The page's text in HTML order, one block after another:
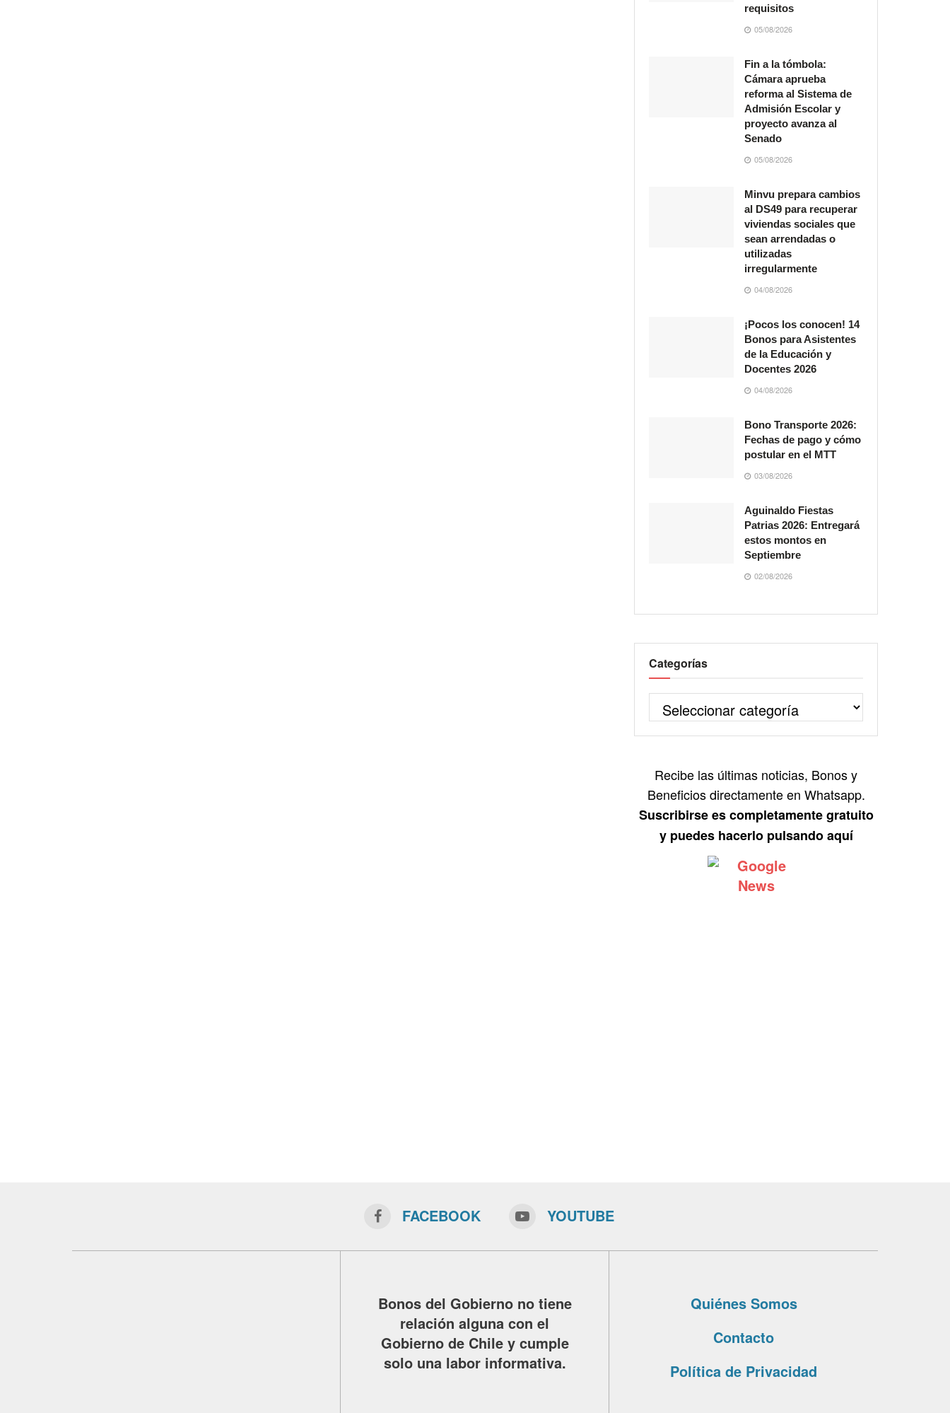
requisitos
05/08/2026
Fin a la tómbola:
Cámara aprueba
reforma al Sistema de
Admisión Escolar y
proyecto avanza al
Senado
05/08/2026
Minvu prepara cambios
al DS49 para recuperar
viviendas sociales que
sean arrendadas o
utilizadas
irregularmente
04/08/2026
¡Pocos los conocen! 14
Bonos para Asistentes
de la Educación y
Docentes 2026
04/08/2026
Bono Transporte 2026:
Fechas de pago y cómo
postular en el MTT
03/08/2026
Aguinaldo Fiestas
Patrias 2026: Entregará
estos montos en
Septiembre
02/08/2026
Categorías
Recibe las últimas noticias, Bonos y
Beneficios directamente en Whatsapp.
Suscribirse es completamente gratuito
y puedes hacerlo pulsando aquí
FACEBOOK YOUTUBE
Bonos del Gobierno no tiene
relación alguna con el
Gobierno de Chile y cumple
solo una labor informativa.
Quiénes Somos
Contacto
Política de Privacidad